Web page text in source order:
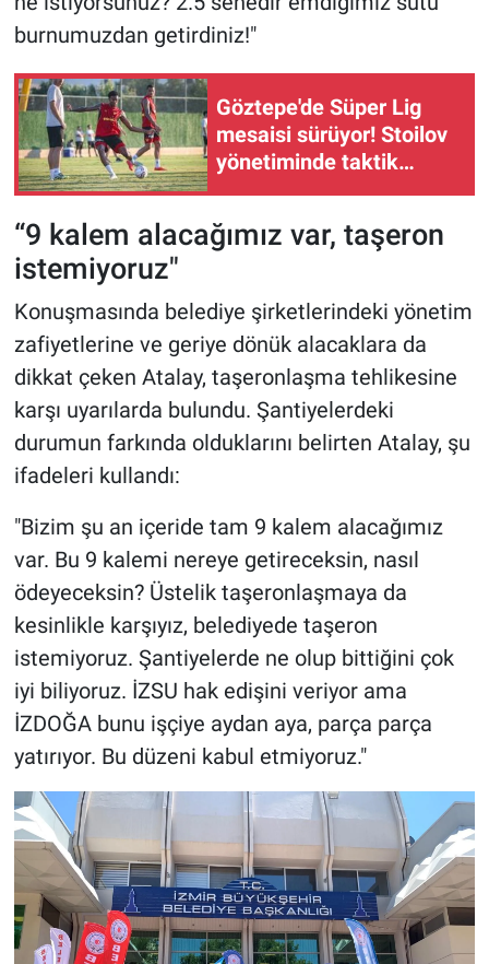
burnumuzdan getirdiniz!"
Göztepe'de Süper Lig
mesaisi sürüyor! Stoilov
yönetiminde taktik
“9 kalem alacağımız var, taşeron
istemiyoruz"
Konuşmasında belediye şirketlerindeki yönetim
zafiyetlerine ve geriye dönük alacaklara da
dikkat çeken Atalay, taşeronlaşma tehlikesine
karşı uyarılarda bulundu. Şantiyelerdeki
durumun farkında olduklarını belirten Atalay, şu
ifadeleri kullandı:
"Bizim şu an içeride tam 9 kalem alacağımız
var. Bu 9 kalemi nereye getireceksin, nasıl
ödeyeceksin? Üstelik taşeronlaşmaya da
kesinlikle karşıyız, belediyede taşeron
istemiyoruz. Şantiyelerde ne olup bittiğini çok
iyi biliyoruz. İZSU hak edişini veriyor ama
İZDOĞA bunu işçiye aydan aya, parça parça
yatırıyor. Bu düzeni kabul etmiyoruz."